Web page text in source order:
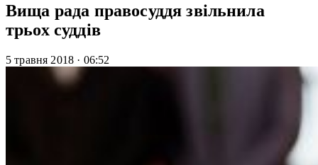
Вища рада правосуддя звільнила
трьох суддів
5 травня 2018 · 06:52